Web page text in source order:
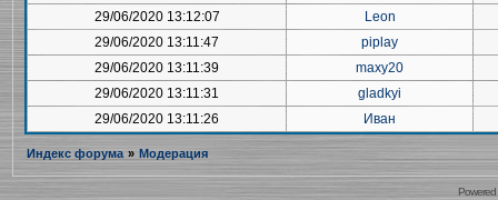
29/06/2020 13:12:07
Leon
29/06/2020 13:11:47
piplay
29/06/2020 13:11:39
maxy20
29/06/2020 13:11:31
gladkyi
29/06/2020 13:11:26
Иван
Индекс форума » Модерация